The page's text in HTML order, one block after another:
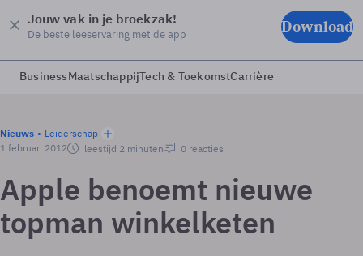
Jouw vak in je broekzak!
De beste leeservaring met de app Download
BusinessMaatschappijTech & ToekomstCarrière
Nieuws
Leiderschap
1 februari 2012
leestijd 2 minuten 0 reacties
Apple benoemt nieuwe
topman winkelketen